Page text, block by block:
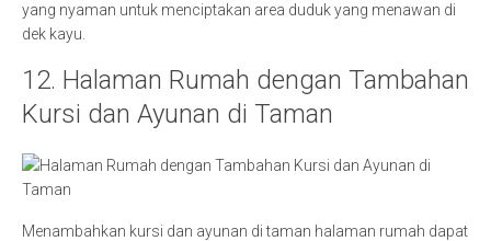
yang nyaman untuk menciptakan area duduk yang menawan di
dek kayu.
12. Halaman Rumah dengan Tambahan
Kursi dan Ayunan di Taman
Menambahkan kursi dan ayunan di taman halaman rumah dapat